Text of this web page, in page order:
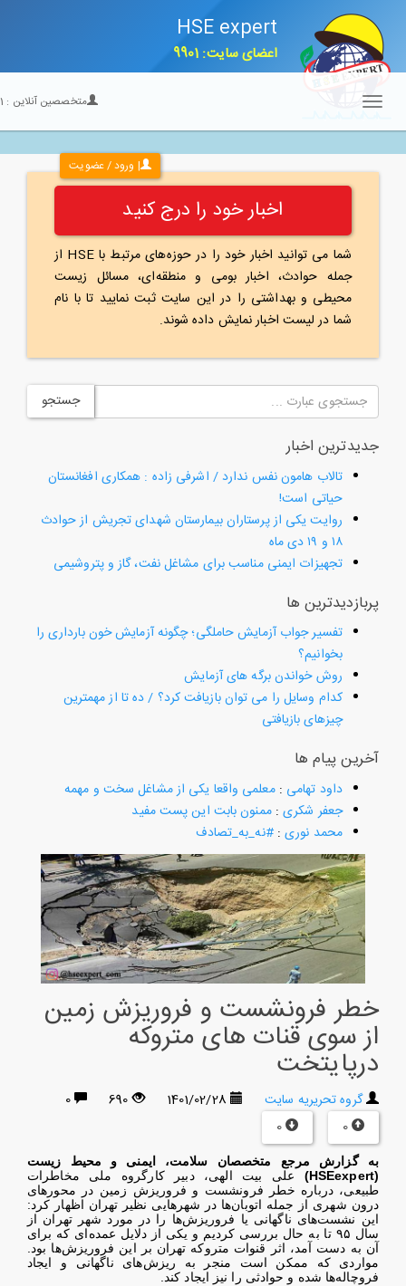
HSE expert
اعضای سایت: 9901
| ورود / عضویت
متخصصین آنلاین :21
Toggle
navigation
اخبار خود را درج کنید
شما می توانید اخبار خود را در حوزه‌های مرتبط با HSE از
جمله حوادث، اخبار بومی و منطقه‌ای، مسائل زیست
محیطی و بهداشتی را در این سایت ثبت نمایید تا با نام
شما در لیست اخبار نمایش داده شوند.
جستجو
جدیدترین اخبار
تالاب هامون نفس ندارد / اشرفی زاده : همکاری افغانستان
حیاتی است!
روایت یکی از پرستاران بیمارستان شهدای تجریش از حوادث
تجهیزات ایمنی مناسب برای مشاغل نفت، گاز و پتروشیمی
پربازدیدترین ها
تفسیر جواب آزمایش حاملگی؛ چگونه آزمایش خون بارداری را
بخوانیم؟
روش خواندن برگه های آزمایش
کدام وسایل را می توان بازیافت کرد؟ / ده تا از مهمترین
چیزهای بازیافتی
آخرین پیام ها
داود تهامی:معلمی واقعا یکی از مشاغل سخت و مهمه
جعفر شکری:ممنون بابت این پست مفید
محمد نوری:#نه_به_تصادف
خطر فرونشست و فروریزش زمین
از سوی قنات های متروکه
درپایتخت
گروه تحریریه سایت 1401/02/28
690
0
0
0
به گزارش مرجع متخصصان سلامت، ایمنی و محیط زیست
علی بیت الهی، دبیر کارگروه ملی مخاطرات
طبیعی، درباره خطر فرونشست و فروریزش زمین در محورهای
درون شهری از جمله اتوبان‌ها در شهرهایی نظیر تهران اظهار کرد:
این نشست‌های ناگهانی یا فروریزش‌ها را در مورد شهر تهران از
سال ۹۵ تا به حال بررسی کردیم و یکی از دلایل عمده‌ای که برای
آن به دست آمد، اثر قنوات متروکه تهران بر این فروریزش‌ها بود.
مواردی که ممکن است منجر به ریزش‌های ناگهانی و ایجاد
فروچاله‌ها شده و حوادثی را نیز ایجاد کند.